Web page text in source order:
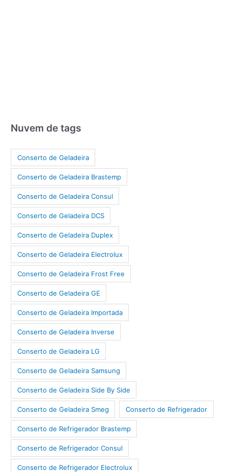
Nuvem de tags
Conserto de Geladeira
Conserto de Geladeira Brastemp
Conserto de Geladeira Consul
Conserto de Geladeira DCS
Conserto de Geladeira Duplex
Conserto de Geladeira Electrolux
Conserto de Geladeira Frost Free
Conserto de Geladeira GE
Conserto de Geladeira Importada
Conserto de Geladeira Inverse
Conserto de Geladeira LG
Conserto de Geladeira Samsung
Conserto de Geladeira Side By Side
Conserto de Geladeira Smeg Conserto de Refrigerador
Conserto de Refrigerador Brastemp
Conserto de Refrigerador Consul
Conserto de Refrigerador Electrolux